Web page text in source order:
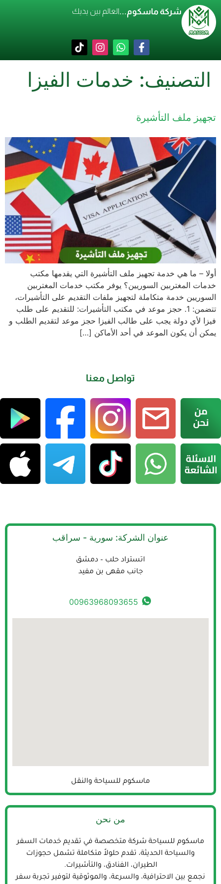
شركة ماسكوم...العالم بين يديك
التصنيف: خدمات الفيزا
تجهيز ملف التأشيرة
أولا – ما هي خدمة تجهيز ملف التأشيرة التي يقدمها مكتب
خدمات المغتربين السوريين؟ يوفر مكتب خدمات المغتربين
السوريين خدمة متكاملة لتجهيز ملفات التقديم على التأشيرات،
تتضمن: 1. حجز موعد في مكتب التأشيرات: للتقديم على طلب
فيزا لأي دولة يجب على طالب الفيزا حجز موعد لتقديم الطلب و
يمكن أن يكون الموعد في أحد الأماكن […]
تواصل معنا
عنوان الشركة: سورية - سراقب
اتستراد حلب – دمشق
جانب مقهى بن مفيد
00963968093655
ماسكوم للسياحة والنقل
من نحن
ماسكوم للسياحة شركة متخصصة في تقديم خدمات السفر
والسياحة الحديثة، تقدم حلولاً متكاملة تشمل حجوزات
الطيران، الفنادق، والتأشيرات.
نجمع بين الاحترافية، والسرعة، والموثوقية لتوفير تجربة سفر